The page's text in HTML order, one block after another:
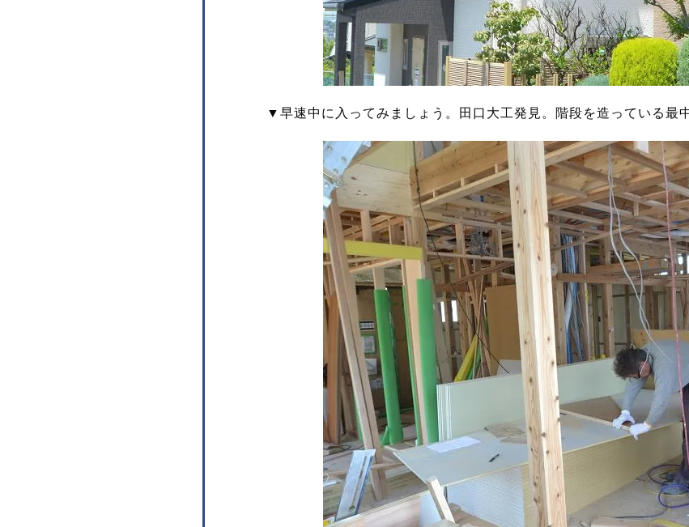
▼早速中に入ってみましょう。田口大工発見。階段を造っている最